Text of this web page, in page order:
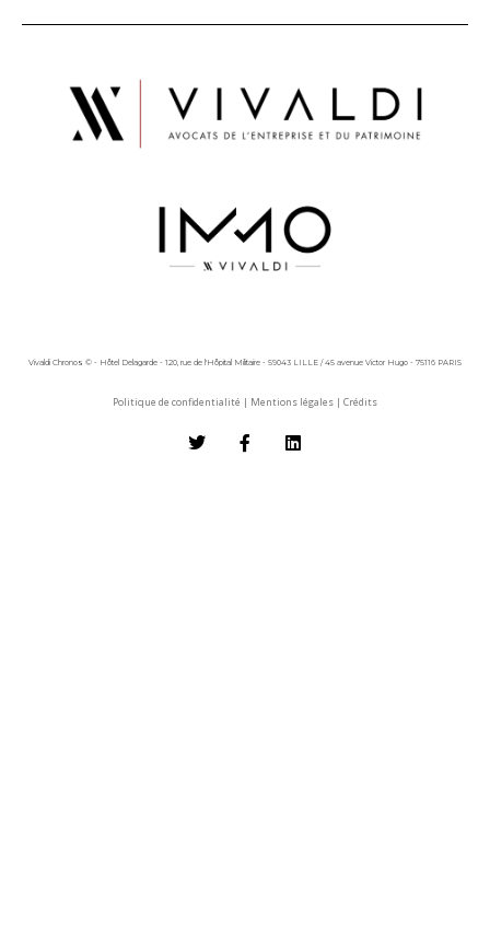
Vivaldi Chronos © - Hôtel Delagarde - 120, rue de l'Hôpital Militaire - 59043 LILLE / 45 avenue Victor Hugo - 75116 PARIS
Politique de confidentialité | Mentions légales | Crédits